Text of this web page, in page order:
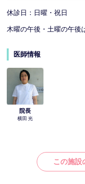
休診日：日曜・祝日
木曜の午後・土曜の午後
医師情報
院長
横田 光
この施設